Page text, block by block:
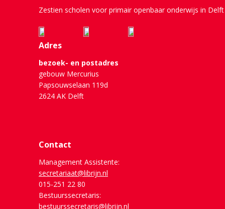
Zestien scholen voor primair openbaar onderwijs in
Adres
bezoek- en postadres
gebouw Mercurius
Papsouwselaan 119d
2624 AK Delft
Contact
Management Assistente:
secretariaat@librijn.nl
015-251 22 80
Bestuurssecretaris:
bestuurssecretaris@librijn.nl